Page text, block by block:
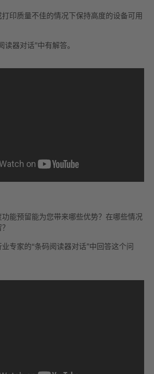
印质量不佳的情况下保持高度的设备可用
读器对话”中有解答。
能预留能为您带来哪些优势？在哪些情况
专家的“条码阅读器对话”中回答这个问